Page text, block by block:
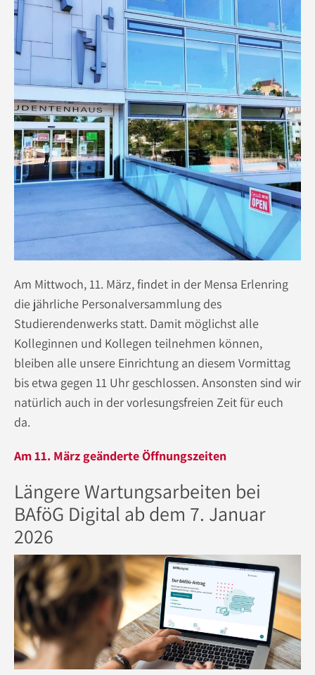
Am Mittwoch, 11. März, findet in der Mensa Erlenring
die jährliche Personalversammlung des
Studierendenwerks statt. Damit möglichst alle
Kolleginnen und Kollegen teilnehmen können,
bleiben alle unsere Einrichtung an diesem Vormittag
bis etwa gegen 11 Uhr geschlossen. Ansonsten sind wir
natürlich auch in der vorlesungsfreien Zeit für euch
da.
Am 11. März geänderte Öffnungszeiten
Längere Wartungsarbeiten bei
BAföG Digital ab dem 7. Januar
2026